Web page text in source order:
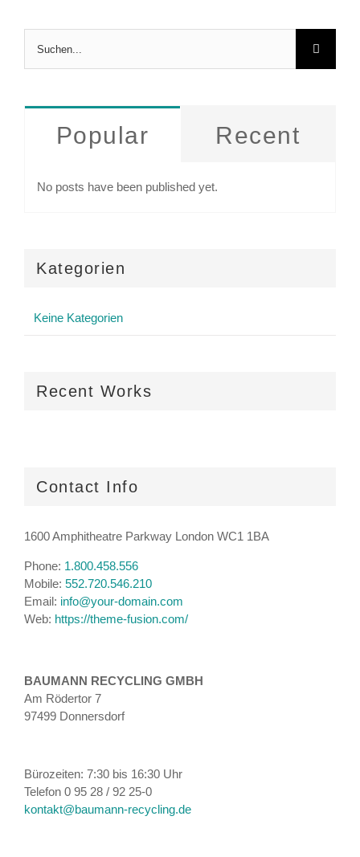
nach:
Popular Recent
No posts have been published yet.
Kategorien
Keine Kategorien
Recent Works
Contact Info
1600 Amphitheatre Parkway London WC1 1BA
Phone: 1.800.458.556
Mobile: 552.720.546.210
Email: info@your-domain.com
Web: https://theme-fusion.com/
BAUMANN RECYCLING GMBH
Am Rödertor 7
97499 Donnersdorf
Bürozeiten: 7:30 bis 16:30 Uhr
Telefon 0 95 28 / 92 25-0
kontakt@baumann-recycling.de